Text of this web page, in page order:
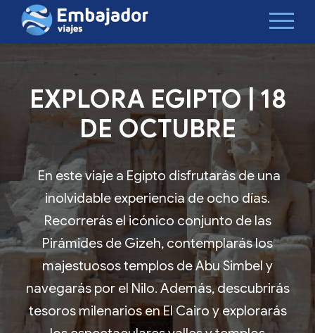
EXPLORA EGIPTO | 18
DE OCTUBRE
En este viaje a Egipto disfrutarás de una
inolvidable experiencia de ocho días.
Recorrerás el icónico conjunto de las
Pirámides de Gizeh, contemplarás los
majestuosos templos de Abu Simbel y
navegarás por el Nilo. Además, descubrirás
tesoros milenarios en El Cairo y explorarás